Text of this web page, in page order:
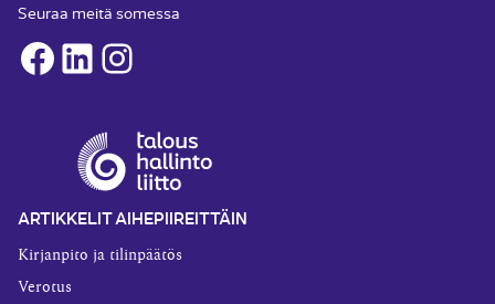
Seuraa meitä somessa
Facebook
LinkedInInstagram
ARTIKKELIT AIHEPIIREITTÄIN
Kirjanpito ja tilinpäätös
Verotus